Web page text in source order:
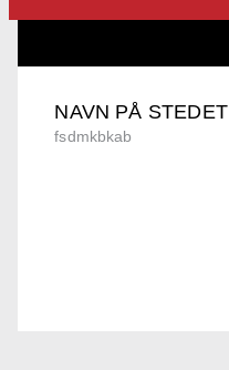
NAVN PÅ STEDET
fsdmkbkab